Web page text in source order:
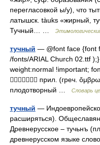
перегласовкой ы/у), что
латышск. tàuks «жирный,
Тучный… …
тучный — @font face {font
/fonts/ARIAL Church 02.ttf
weight:normal !important;
 прил. (греч.
плодотворный …
Словарь
тучный —
расширяться).
Древнерусское – тучьнъ
древнерусском языке